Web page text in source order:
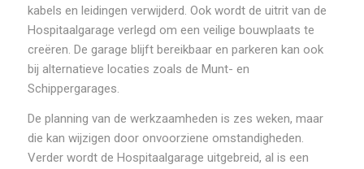
kabels en leidingen verwijderd. Ook wordt de uitrit van de
Hospitaalgarage verlegd om een veilige bouwplaats te
creëren. De garage blijft bereikbaar en parkeren kan ook
bij alternatieve locaties zoals de Munt- en
Schippergarages.
De planning van de werkzaamheden is zes weken, maar
die kan wijzigen door onvoorziene omstandigheden.
Verder wordt de Hospitaalgarage uitgebreid, al is een